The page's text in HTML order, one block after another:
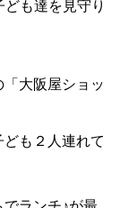
も達を見守り
大阪屋ショッ
も２人連れて